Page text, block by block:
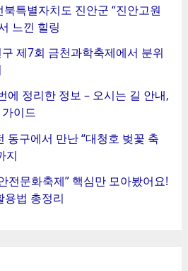
특별자치도 진안군 “진안고원
느낀 힐링
제7회 금천과학축제에서 분위
에 정리한 정보 – 오시는 길 안내,
이드
동구에서 만난 “대청호 벚꽃 축
지
전문화축제” 핵심만 모아봤어요!
용법 총정리